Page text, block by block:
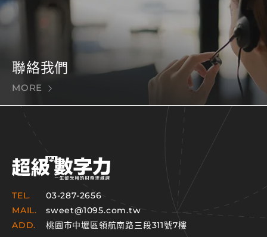
聯絡我們
MORE
TEL.
03-287-2656
MAIL.
sweet@1095.com.tw
ADD.
桃園市中壢區領航南路三段311號7樓